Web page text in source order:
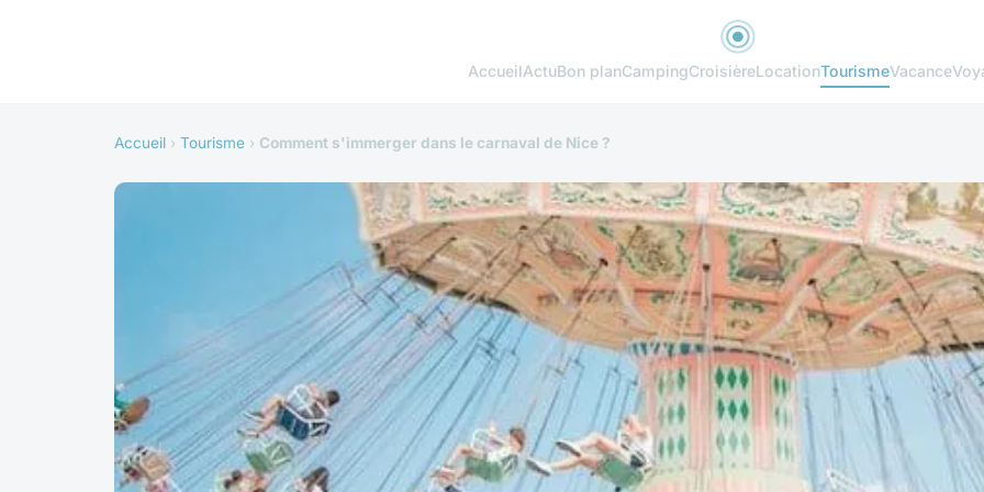
AccueilActuBon planCampingCroisièreLocationTourismeVacance
Accueil › Tourisme › Comment s'immerger dans le carnaval de Nice ?